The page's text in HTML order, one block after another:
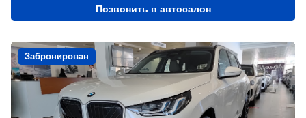
Позвонить в автосалон
Забронирован